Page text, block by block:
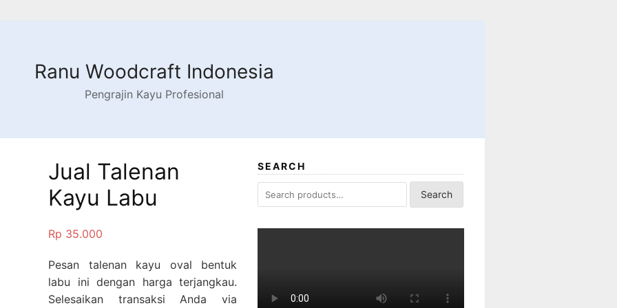
Ranu Woodcraft Indonesia
Pengrajin Kayu Profesional
Jual Talenan
Kayu Labu
Rp 35.000
Pesan talenan kayu oval bentuk
labu ini dengan harga terjangkau.
Selesaikan transaksi Anda via
SEARCH
for:
Search